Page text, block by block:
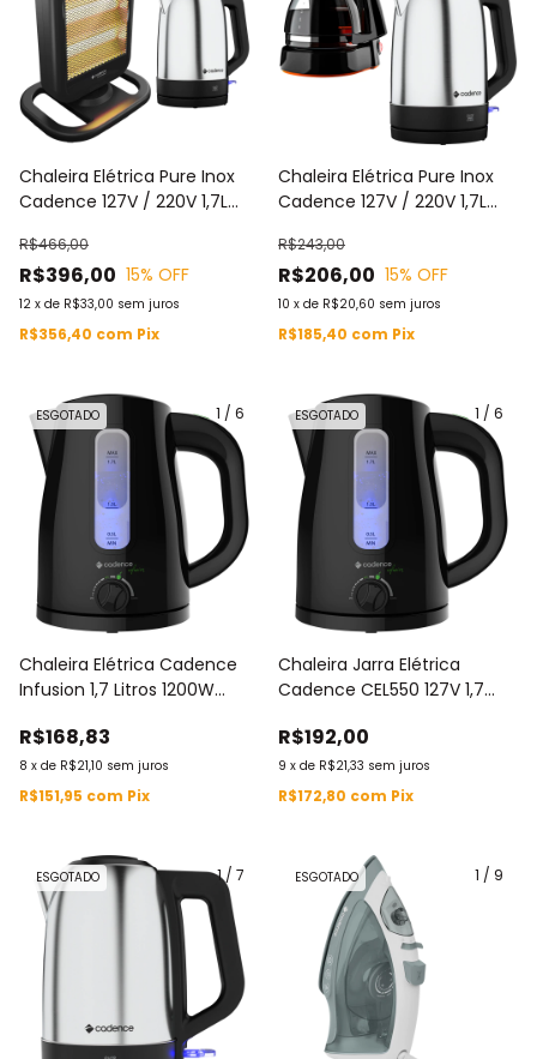
Chaleira Elétrica Pure Inox
Cadence 127V / 220V 1,7L
Halógeno Cadence Preto
127V / 220V AQC315 (2)
R$396,00
R$466,00
15% OFF
12 x de R$33,00 sem juros
R$356,40 com Pix
Chaleira Elétrica Pure Inox
Cadence 127V / 220V 1,7L
Cadence Preta 127V / 220V
750ML CAF338
R$206,00
R$243,00
15% OFF
10 x de R$20,60 sem juros
R$185,40 com Pix
1 / 6
ESGOTADO
Chaleira Elétrica Cadence
Infusion 1,7 Litros 1200W
de Temperatura e Modo
Chimarrão
R$168,83
8 x de R$21,10 sem juros
R$151,95 com Pix
1 / 6
ESGOTADO
Chaleira Jarra Elétrica
Cadence CEL550 127V 1,7
R$192,00
9 x de R$21,33 sem juros
R$172,80 com Pix
1/ 7
ESGOTADO 1 / 9
ESGOTADO